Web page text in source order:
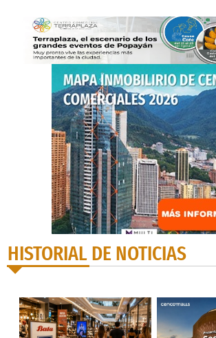
HISTORIAL DE NOTICIAS